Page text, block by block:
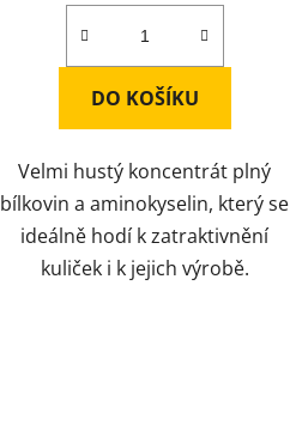
DO KOŠÍKU
Velmi hustý koncentrát plný
bílkovin a aminokyselin, který se
ideálně hodí k zatraktivnění
kuliček i k jejich výrobě.